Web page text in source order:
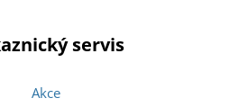
servis
Akce